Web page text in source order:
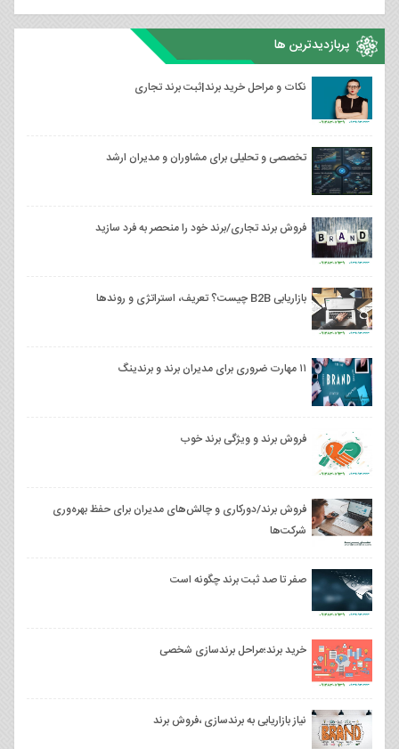
پربازدیدترین ها
نکات و مراحل خرید برند|ثبت برند تجاری
تخصصی و تحلیلی برای مشاوران و مدیران ارشد
فروش برند تجاری/برند خود را منحصر به فرد سازید
بازاریابی B2B چیست؟ تعریف، استراتژی و روندها
۱۱ مهارت ضروری برای مدیران برند و برندینگ
فروش برند و ویژگی برند خوب
فروش برند/دورکاری و چالش‌های مدیران برای حفظ بهره‌وری
شرکت‌ها
صفر تا صد ثبت برند چگونه است
خرید برند؛مراحل برندسازی شخصی
نیاز بازاریابی به برندسازی ،فروش برند